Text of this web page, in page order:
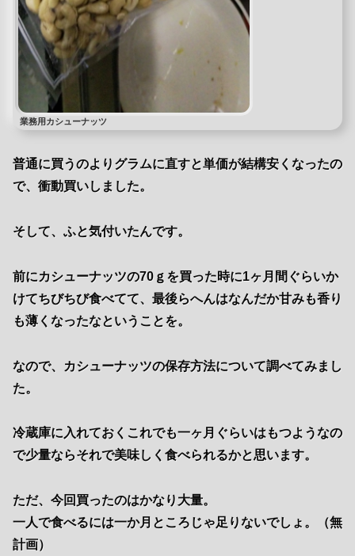
業務用カシューナッツ
普通に買うのよりグラムに直すと単価が結構安くなったの
で、衝動買いしました。
そして、ふと気付いたんです。
前にカシューナッツの70ｇを買った時に1ヶ月間ぐらいか
けてちびちび食べてて、最後らへんはなんだか甘みも香り
も薄くなったなということを。
なので、カシューナッツの保存方法について調べてみまし
た。
冷蔵庫に入れておくこれでも一ヶ月ぐらいはもつようなの
で少量ならそれで美味しく食べられるかと思います。
ただ、今回買ったのはかなり大量。
一人で食べるには一か月ところじゃ足りないでしょ。（無
計画）